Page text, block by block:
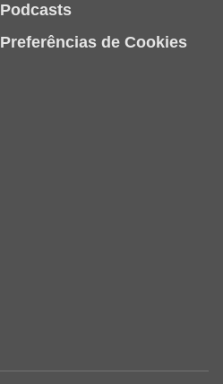
Podcasts
Preferências de Cookies